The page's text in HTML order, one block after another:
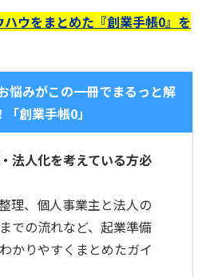
ハウをまとめた『創業手帳0』を
悩みがこの一冊でまるっと解
「創業手帳0」
法人化を考えている方必
理、個人事業主と法人の
での流れなど、起業準備
かりやすくまとめたガイ